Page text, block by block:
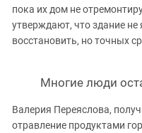
пока их дом не
утверждают, что здание
восстановить, но точных
Многие люди
Валерия Переяслова,
отравление продуктами